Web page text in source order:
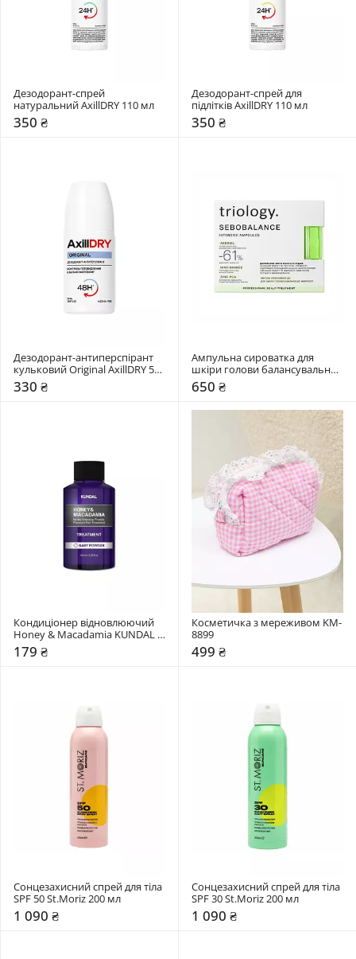
Дезодорант-спрей
350 ₴
Дезодорант-спрей для
350 ₴
Дезодорант-антиперспірант
кульковий Original AxillDRY 50
мл
330 ₴
Ампульна сироватка для
шкіри голови балансувальна
Triology. Sebobalance
650 ₴
Кондиціонер відновлюючий
Honey & Macadamia KUNDAL
"Baby Powder"
179 ₴
Косметичка з мереживом KM-
8899
499 ₴
Сонцезахисний спрей для тіла
1 090 ₴
Сонцезахисний спрей для тіла
1 090 ₴